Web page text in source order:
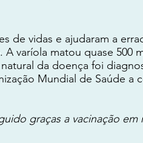
de vidas e ajudaram a
varíola matou quase 500
da doença foi
Mundial de Saúde a
graças a vacinação em